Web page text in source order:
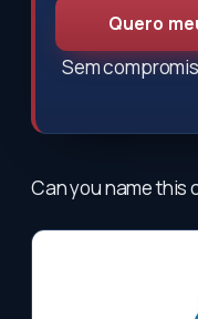
Quero
Sem
Can you name this